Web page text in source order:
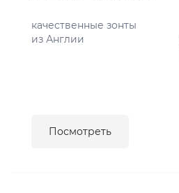
качественные зонты
из Англии
Посмотреть